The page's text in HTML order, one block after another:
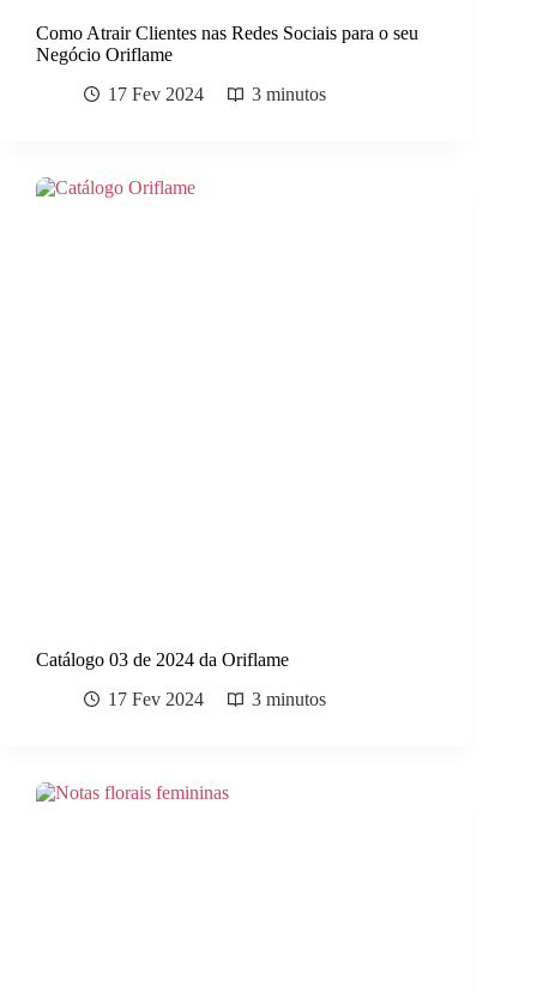
Como Atrair Clientes nas Redes Sociais para o seu
Negócio Oriflame
17 Fev 2024
3 minutos
Catálogo 03 de 2024 da Oriflame
17 Fev 2024
3 minutos